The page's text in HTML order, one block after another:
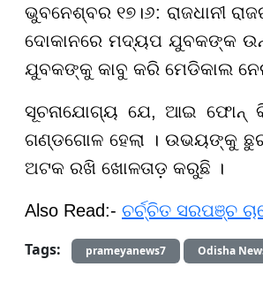
ଭୁବନେଶ୍ବର ୧୭।୬: ରାଜଧାନୀ
ଦୋକାନରେ ମଦ୍ୟପ ଯୁବକଙ୍କ
ଯୁବକଙ୍କୁ କାବୁ କରି ମେଡିକାଲ
ସୂଚନାଯୋଗ୍ୟ ଯେ, ଆଇ ଫୋନ୍
ଗଣ୍ଡଗୋଳ ହେଲା । ଉଭୟଙ୍କୁ
ଅଟକ ରଖି ଖୋଳତାଡ଼ କରୁଛି ।
Also Read:- ଚର୍ଚ୍ଚିତ ସରପଞ୍ଚ
Tags:
prameyanews7 Odisha